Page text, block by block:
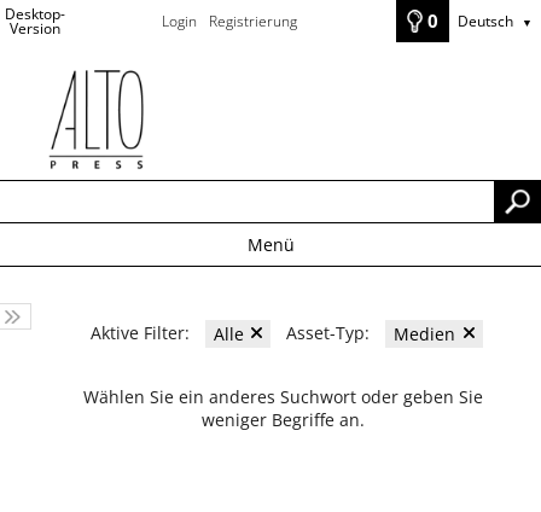
Desktop-
Version Login Registrierung 0 Deutsch ▼
Menü
Aktive Filter: Alle Asset-Typ: Medien
Wählen Sie ein anderes Suchwort oder geben Sie
weniger Begriffe an.